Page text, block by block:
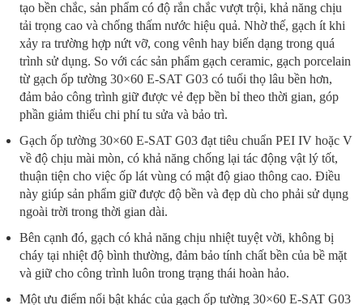
tạo bền chắc, sản phẩm có độ rắn chắc vượt trội, khả năng chịu
tải trọng cao và chống thấm nước hiệu quả. Nhờ thế, gạch ít khi
xảy ra trường hợp nứt vỡ, cong vênh hay biến dạng trong quá
trình sử dụng. So với các sản phẩm gạch ceramic, gạch porcelain
từ gạch ốp tường 30×60 E-SAT G03 có tuổi thọ lâu bền hơn,
đảm bảo công trình giữ được vẻ đẹp bền bỉ theo thời gian, góp
phần giảm thiểu chi phí tu sửa và bảo trì.
Gạch ốp tường 30×60 E-SAT G03 đạt tiêu chuẩn PEI IV hoặc V
về độ chịu mài mòn, có khả năng chống lại tác động vật lý tốt,
thuận tiện cho việc ốp lát vùng có mật độ giao thông cao. Điều
này giúp sản phẩm giữ được độ bền và đẹp dù cho phải sử dụng
ngoài trời trong thời gian dài.
Bên cạnh đó, gạch có khả năng chịu nhiệt tuyệt vời, không bị
cháy tại nhiệt độ bình thường, đảm bảo tính chất bền của bề mặt
và giữ cho công trình luôn trong trạng thái hoàn hảo.
Một ưu điểm nổi bật khác của gạch ốp tường 30×60 E-SAT G03